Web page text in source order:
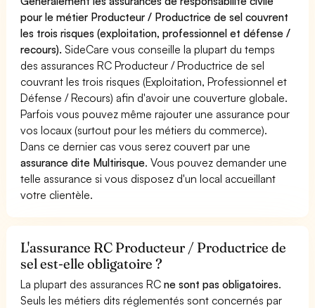
pour le métier Producteur / Productrice de sel couvrent
les trois risques (exploitation, professionnel et défense /
recours). SideCare vous conseille la plupart du temps
des assurances RC Producteur / Productrice de sel
couvrant les trois risques (Exploitation, Professionnel et
Défense / Recours) afin d'avoir une couverture globale.
Parfois vous pouvez même rajouter une assurance pour
vos locaux (surtout pour les métiers du commerce).
Dans ce dernier cas vous serez couvert par une
assurance dite Multirisque. Vous pouvez demander une
telle assurance si vous disposez d'un local accueillant
votre clientèle.
L'assurance RC Producteur / Productrice de
sel est-elle obligatoire ?
La plupart des assurances RCne sont pas obligatoires.
Seuls les métiers dits réglementés sont concernés par